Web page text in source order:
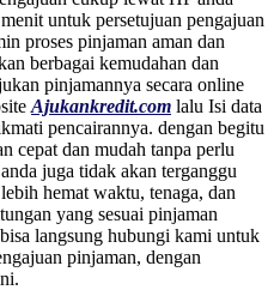
untuk persetujuan pengajuan
proses pinjaman aman dan
berbagai kemudahan dan
pinjamannya secara online
Ajukankredit.com lalu Isi data
pencairannya. dengan begitu
cepat dan mudah tanpa perlu
juga tidak akan terganggu
hemat waktu, tenaga, dan
yang sesuai pinjaman
langsung hubungi kami untuk
pinjaman, dengan